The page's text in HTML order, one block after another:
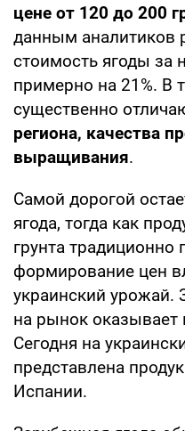
цене от 120 до 200
данным аналитиков
стоимость ягоды за
примерно на 21%. В
существенно
региона, качества
выращивания.
Самой дорогой
ягода, тогда как
грунта традиционно
формирование цен
украинский урожай.
на рынок оказывает
Сегодня на
представлена
Испании.